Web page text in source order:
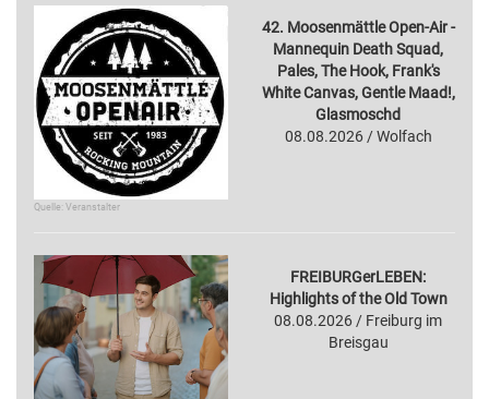
Quelle: Veranstalter
42. Moosenmättle Open-Air -
Mannequin Death Squad,
Pales, The Hook, Frank's
White Canvas, Gentle Maad!,
Glasmoschd
08.08.2026 / Wolfach
FREIBURGerLEBEN:
Highlights of the Old Town
08.08.2026 / Freiburg im
Breisgau